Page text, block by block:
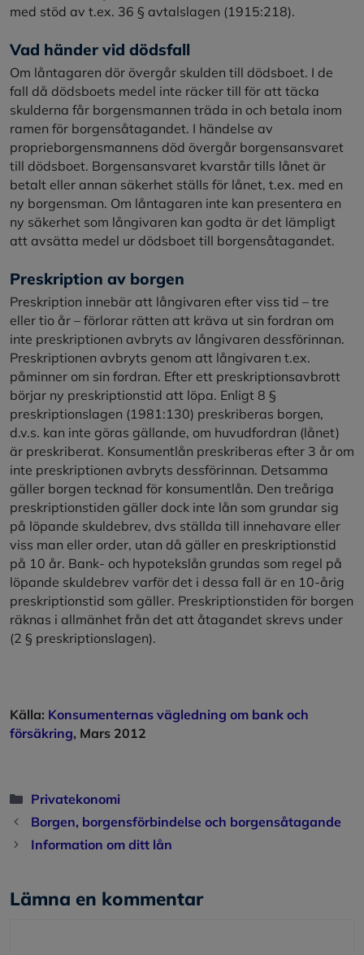
med stöd av t.ex. 36 § avtalslagen (1915:218).
Vad händer vid dödsfall
Om låntagaren dör övergår skulden till dödsboet. I de
fall då dödsboets medel inte räcker till för att täcka
skulderna får borgensmannen träda in och betala inom
ramen för borgensåtagandet. I händelse av
proprieborgensmannens död övergår borgensansvaret
till dödsboet. Borgensansvaret kvarstår tills lånet är
betalt eller annan säkerhet ställs för lånet, t.ex. med en
ny borgensman. Om låntagaren inte kan presentera en
ny säkerhet som långivaren kan godta är det lämpligt
att avsätta medel ur dödsboet till borgensåtagandet.
Preskription av borgen
Preskription innebär att långivaren efter viss tid – tre
eller tio år – förlorar rätten att kräva ut sin fordran om
inte preskriptionen avbryts av långivaren dessförinnan.
Preskriptionen avbryts genom att långivaren t.ex.
påminner om sin fordran. Efter ett preskriptionsavbrott
börjar ny preskriptionstid att löpa. Enligt 8 §
preskriptionslagen (1981:130) preskriberas borgen,
d.v.s. kan inte göras gällande, om huvudfordran (lånet)
är preskriberat. Konsumentlån preskriberas efter 3 år om
inte preskriptionen avbryts dessförinnan. Detsamma
gäller borgen tecknad för konsumentlån. Den treåriga
preskriptionstiden gäller dock inte lån som grundar sig
på löpande skuldebrev, dvs ställda till innehavare eller
viss man eller order, utan då gäller en preskriptionstid
på 10 år. Bank- och hypotekslån grundas som regel på
löpande skuldebrev varför det i dessa fall är en 10-årig
preskriptionstid som gäller. Preskriptionstiden för borgen
räknas i allmänhet från det att åtagandet skrevs under
(2 § preskriptionslagen).
Källa: Konsumenternas vägledning om bank och
försäkring, Mars 2012
Kategorier
Privatekonomi
Borgen, borgensförbindelse och borgensåtagande
Information om ditt lån
Lämna en kommentar